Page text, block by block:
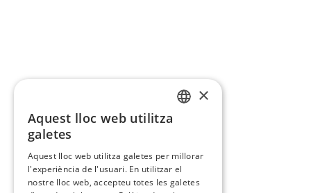
×
Aquest lloc web utilitza
galetes
Aquest lloc web utilitza galetes per millorar
l'experiència de l'usuari. En utilitzar el
nostre lloc web, accepteu totes les galetes